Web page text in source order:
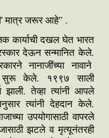
मात्र जरूर आहे" .
कार्याची दखल घेत भारत
देऊन सन्मानित केले.
नानाजींच्या नावाने
सुरू केले. १९९७ साली
झाली. तेव्हा त्यांनी आपले
त्यांनी देहदान केले.
उपयोगासाठी वापरले
झटले व मृत्यूनंतरही